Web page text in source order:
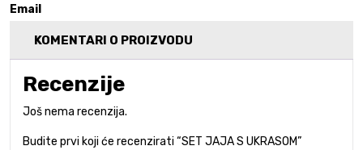
KOMENTARI O PROIZVODU
Recenzije
Još nema recenzija.
Budite prvi koji će recenzirati “SET JAJA S UKRASOM”